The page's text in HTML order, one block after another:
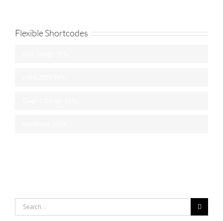
Flexible Shortcodes